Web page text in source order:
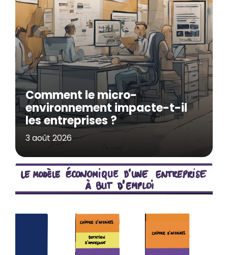
Comment le micro-
environnement impacte-t-il
les entreprises ?
3 août 2026